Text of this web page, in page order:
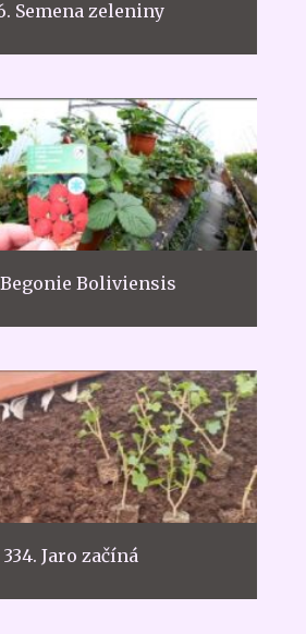
Semena zeleniny
Begonie Boliviensis
334. Jaro začíná